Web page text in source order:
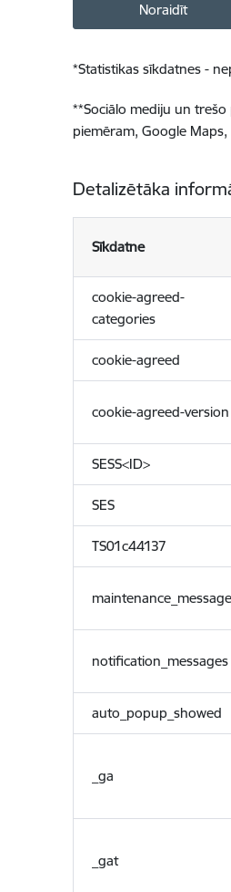
Noraidīt
*Statistikas sīkdatnes -
**Sociālo mediju un
piemēram, Google
Detalizētāka
Sīkdatne
cookie-agreed-
categories
cookie-agreed
cookie-agreed-version
SESS<ID>
SES
TS01c44137
maintenance_message
notification_messages
auto_popup_showed
_ga
_gat